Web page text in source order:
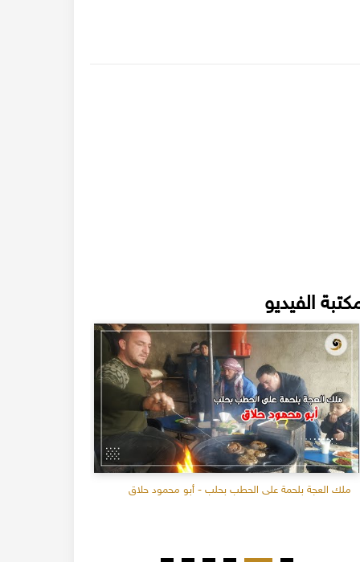
الفيديو
ملك العجة بلحمة على الحطب بحلب - أبو محمود حلاق